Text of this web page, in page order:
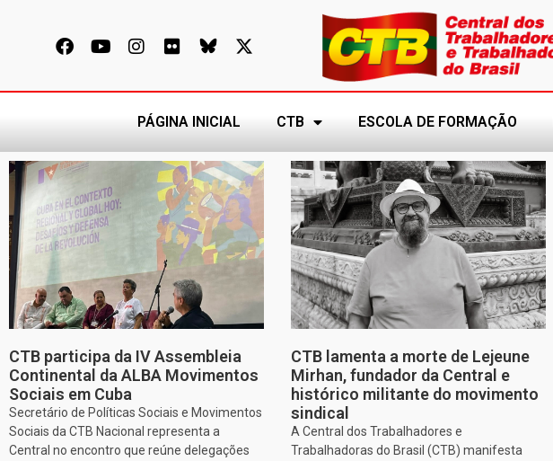
PÁGINA INICIAL CTB ESCOLA DE FORMAÇÃO
CTB participa da IV Assembleia
Continental da ALBA Movimentos
Sociais em Cuba
Secretário de Políticas Sociais e Movimentos
Sociais da CTB Nacional representa a
Central no encontro que reúne delegações
CTB lamenta a morte de Lejeune
Mirhan, fundador da Central e
histórico militante do movimento
sindical
A Central dos Trabalhadores e
Trabalhadoras do Brasil (CTB) manifesta